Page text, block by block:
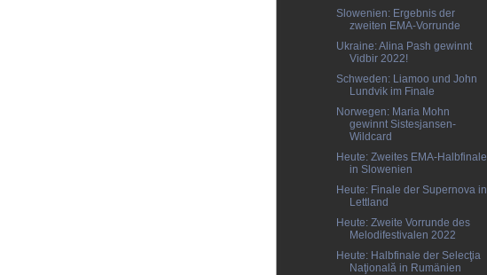
Slowenien: Ergebnis der
zweiten EMA-Vorrunde
Ukraine: Alina Pash gewinnt
Vidbir 2022!
Schweden: Liamoo und John
Lundvik im Finale
Norwegen: Maria Mohn
gewinnt Sistesjansen-
Wildcard
Heute: Zweites EMA-Halbfinale
in Slowenien
Heute: Finale der Supernova in
Lettland
Heute: Zweite Vorrunde des
Melodifestivalen 2022
Heute: Halbfinale der Selecţia
Naţională in Rumänien